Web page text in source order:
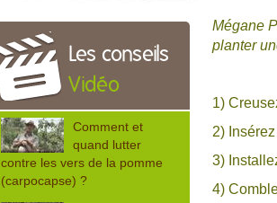
Les conseils
Vidéo
Comment et
quand lutter
contre les vers de la pomme
(carpocapse) ?
Mégane
planter
1)
2)
3)
4)